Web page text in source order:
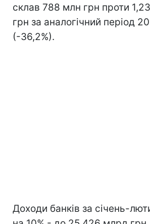
склав 788 млн грн проти
грн за аналогічний період
(-36,2%).
Доходи банків за січень-